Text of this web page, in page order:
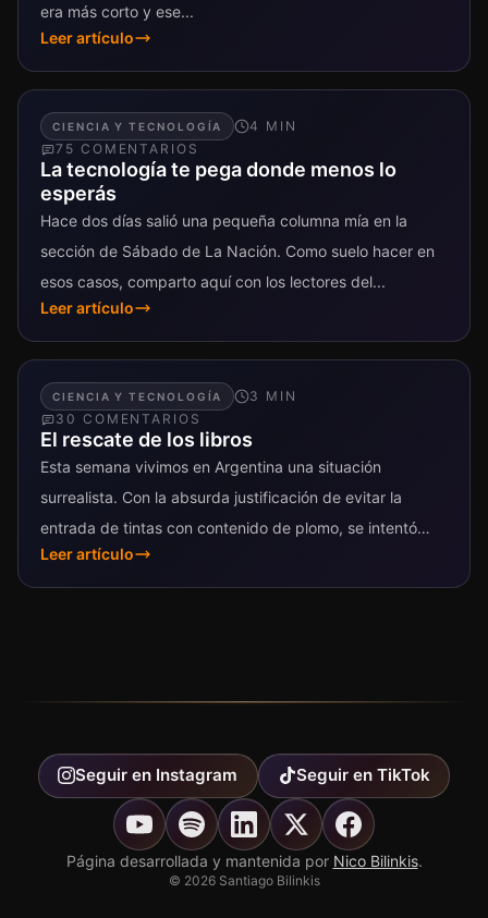
era más corto y ese...
Leer artículo
CIENCIA Y TECNOLOGÍA 4 MIN
75 COMENTARIO S
La tecnología te pega donde menos lo
esperás
Hace dos días salió una pequeña columna mía en la
sección de Sábado de La Nación. Como suelo hacer en
esos casos, comparto aquí con los lectores del...
Leer artículo
CIENCIA Y TECNOLOGÍA 3 MIN
30 COMENTARIO S
El rescate de los libros
Esta semana vivimos en Argentina una situación
surrealista. Con la absurda justificación de evitar la
entrada de tintas con contenido de plomo, se intentó
dificultar seriamente la entrada...
Leer artículo
Seguir en Instagram Seguir en TikTok
Página desarrollada y mantenida por Nico Bilinkis.
© 2026Santiago Bilinkis